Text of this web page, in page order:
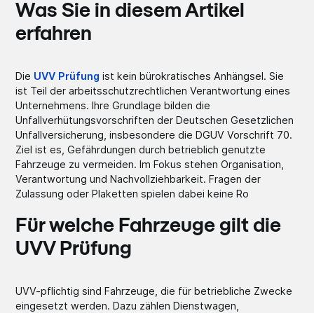
Was Sie in diesem Artikel
erfahren
Die UVV Prüfung ist kein bürokratisches Anhängsel. Sie
ist Teil der arbeitsschutzrechtlichen Verantwortung eines
Unternehmens. Ihre Grundlage bilden die
Unfallverhütungsvorschriften der Deutschen Gesetzlichen
Unfallversicherung, insbesondere die DGUV Vorschrift 70.
Ziel ist es, Gefährdungen durch betrieblich genutzte
Fahrzeuge zu vermeiden. Im Fokus stehen Organisation,
Verantwortung und Nachvollziehbarkeit. Fragen der
Zulassung oder Plaketten spielen dabei keine Ro
Für welche Fahrzeuge gilt die
UVV Prüfung
UVV-pflichtig sind Fahrzeuge, die für betriebliche Zwecke
eingesetzt werden. Dazu zählen Dienstwagen,